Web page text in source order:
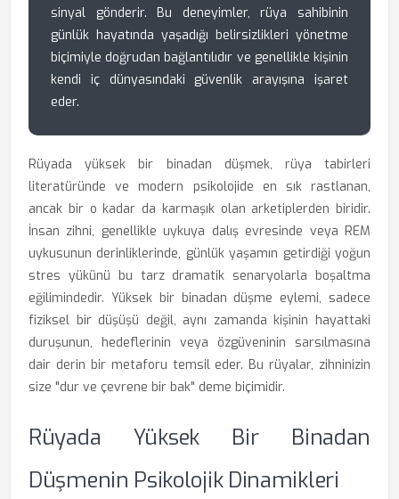
sinyal gönderir. Bu deneyimler, rüya sahibinin
günlük hayatında yaşadığı belirsizlikleri yönetme
biçimiyle doğrudan bağlantılıdır ve genellikle kişinin
kendi iç dünyasındaki güvenlik arayışına işaret
eder.
Rüyada yüksek bir binadan düşmek, rüya tabirleri
literatüründe ve modern psikolojide en sık rastlanan,
ancak bir o kadar da karmaşık olan arketiplerden biridir.
İnsan zihni, genellikle uykuya dalış evresinde veya REM
uykusunun derinliklerinde, günlük yaşamın getirdiği yoğun
stres yükünü bu tarz dramatik senaryolarla boşaltma
eğilimindedir. Yüksek bir binadan düşme eylemi, sadece
fiziksel bir düşüşü değil, aynı zamanda kişinin hayattaki
duruşunun, hedeflerinin veya özgüveninin sarsılmasına
dair derin bir metaforu temsil eder. Bu rüyalar, zihninizin
size "dur ve çevrene bir bak" deme biçimidir.
Rüyada Yüksek Bir Binadan
Düşmenin Psikolojik Dinamikleri